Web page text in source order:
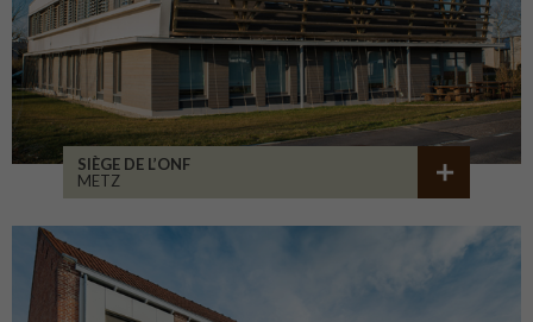
SIÈGE DE L’ONF
METZ